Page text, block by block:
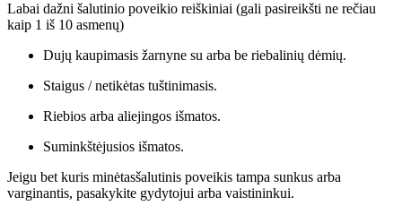
Labai dažni šalutinio poveikio reiškiniai (gali pasireikšti ne rečiau
kaip 1 iš 10 asmenų)
Dujų kaupimasis žarnyne su arba be riebalinių dėmių.
Staigus / netikėtas tuštinimasis.
Riebios arba aliejingos išmatos.
Suminkštėjusios išmatos.
Jeigu bet kuris minėtasšalutinis poveikis tampa sunkus arba
varginantis, pasakykite gydytojui arba vaistininkui.